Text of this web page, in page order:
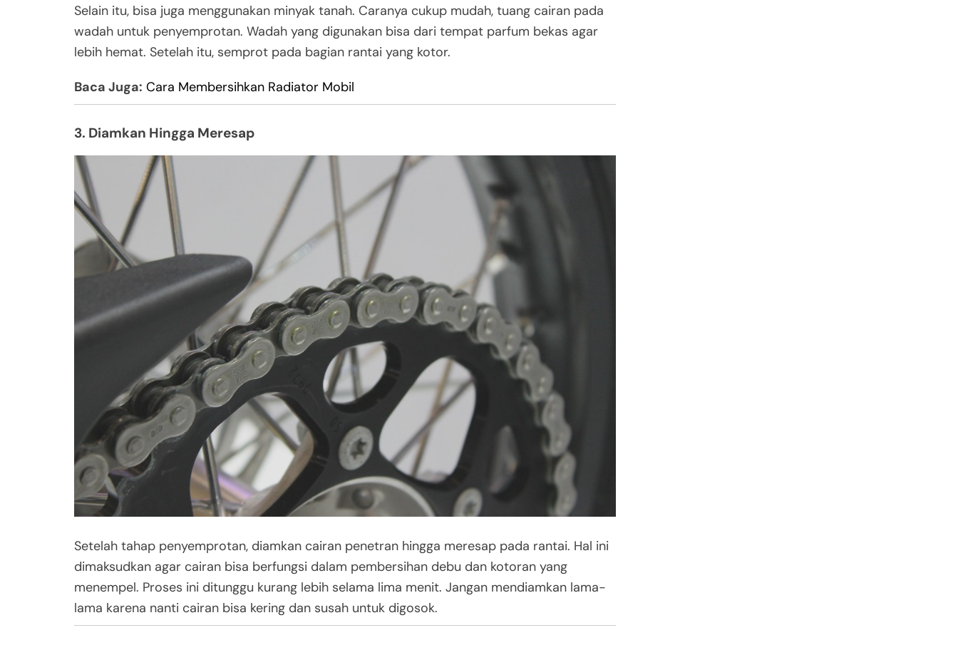
Selain itu, bisa juga menggunakan minyak tanah. Caranya cukup mudah, tuang cairan pada
wadah untuk penyemprotan. Wadah yang digunakan bisa dari tempat parfum bekas agar
lebih hemat. Setelah itu, semprot pada bagian rantai yang kotor.
Baca Juga: Cara Membersihkan Radiator Mobil
3. Diamkan Hingga Meresap
Setelah tahap penyemprotan, diamkan cairan penetran hingga meresap pada rantai. Hal ini
dimaksudkan agar cairan bisa berfungsi dalam pembersihan debu dan kotoran yang
menempel. Proses ini ditunggu kurang lebih selama lima menit. Jangan mendiamkan lama-
lama karena nanti cairan bisa kering dan susah untuk digosok.